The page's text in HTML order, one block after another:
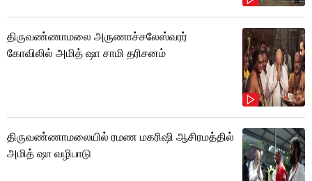
திருவண்ணாமலை அருணாச்சலேஸ்வரர்
கோவிலில் அமித் ஷா சாமி தரிசனம்
திருவண்ணாமலையில் ரமண மகரிஷி ஆசிரமத்தில்
அமித் ஷா வழிபாடு